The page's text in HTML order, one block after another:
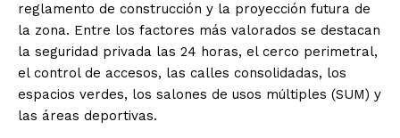
reglamento de construcción y la proyección futura de
la zona. Entre los factores más valorados se destacan
la seguridad privada las 24 horas, el cerco perimetral,
el control de accesos, las calles consolidadas, los
espacios verdes, los salones de usos múltiples (SUM) y
las áreas deportivas.